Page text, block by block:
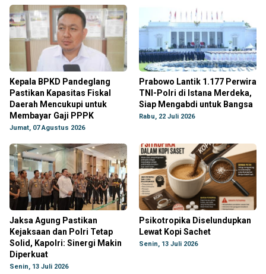
Kepala BPKD Pandeglang
Pastikan Kapasitas Fiskal
Daerah Mencukupi untuk
Membayar Gaji PPPK
Jumat, 07 Agustus 2026
Prabowo Lantik 1.177 Perwira
TNI-Polri di Istana Merdeka,
Siap Mengabdi untuk Bangsa
Rabu, 22 Juli 2026
Jaksa Agung Pastikan
Kejaksaan dan Polri Tetap
Solid, Kapolri: Sinergi Makin
Diperkuat
Senin, 13 Juli 2026
Psikotropika Diselundupkan
Lewat Kopi Sachet
Senin, 13 Juli 2026